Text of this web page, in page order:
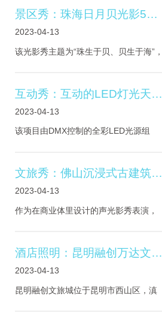
一个动感的空间，通过虚拟世界来增强
物理空间，从而仍然将客人定位
景区秀：珠海日月贝光影5G互动直播首秀
2023-04-13
该光影秀主题为“珠生于贝、贝生于海”，
迹忆”三个章节，每个章节约8分钟，通
过光束灯和故事片实
互动秀：互动的LED灯光天花板
2023-04-13
该项目由DMX控制的全彩LED光源组
以强烈的色彩出现，从墙壁上向下冲
洗，仅被沿着墙壁脚底的均匀照明破坏
了。天
文旅秀：佛山沉浸式古建筑投影灯光秀
2023-04-13
作为在商业体里设计的声光影秀表演，
特有的岭南文化，成为这座城市里独特
的演绎。通过设定不同的灯光
酒店照明：昆明融创万达文旅酒店群照明设计
2023-04-13
昆明融创文旅城位于昆明市西山区，滇